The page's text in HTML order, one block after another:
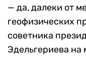
— да, далеки от
геофизических
советника
Эдельгериева